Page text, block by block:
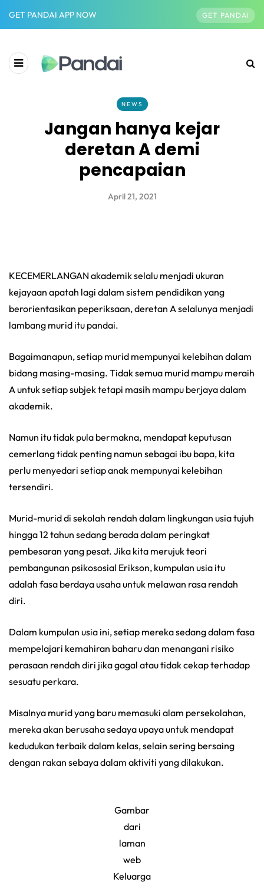
GET PANDAI APP NOW GET PANDAI
NEWS
Jangan hanya kejar
deretan A demi
pencapaian
April 21, 2021
KECEMERLANGAN akademik selalu menjadi ukuran
kejayaan apatah lagi dalam sistem pendidikan yang
berorientasikan peperiksaan, deretan A selalunya menjadi
lambang murid itu pandai.
Bagaimanapun, setiap murid mempunyai kelebihan dalam
bidang masing-masing. Tidak semua murid mampu meraih
A untuk setiap subjek tetapi masih mampu berjaya dalam
akademik.
Namun itu tidak pula bermakna, mendapat keputusan
cemerlang tidak penting namun sebagai ibu bapa, kita
perlu menyedari setiap anak mempunyai kelebihan
tersendiri.
Murid-murid di sekolah rendah dalam lingkungan usia tujuh
hingga 12 tahun sedang berada dalam peringkat
pembesaran yang pesat. Jika kita merujuk teori
pembangunan psikososial Erikson, kumpulan usia itu
adalah fasa berdaya usaha untuk melawan rasa rendah
diri.
Dalam kumpulan usia ini, setiap mereka sedang dalam fasa
mempelajari kemahiran baharu dan menangani risiko
perasaan rendah diri jika gagal atau tidak cekap terhadap
sesuatu perkara.
Misalnya murid yang baru memasuki alam persekolahan,
mereka akan berusaha sedaya upaya untuk mendapat
kedudukan terbaik dalam kelas, selain sering bersaing
dengan rakan sebaya dalam aktiviti yang dilakukan.
Gambar
dari
laman
web
Keluarga